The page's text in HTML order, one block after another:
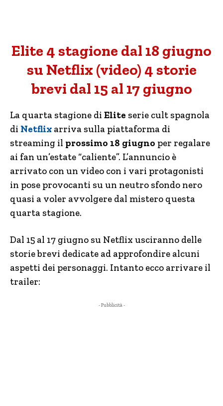
Elite 4 stagione dal 18 giugno
su Netflix (video) 4 storie
brevi dal 15 al 17 giugno
La quarta stagione di Elite serie cult spagnola
di Netflix arriva sulla piattaforma di
streaming il prossimo 18 giugno per regalare
ai fan un’estate “caliente”. L’annuncio è
arrivato con un video con i vari protagonisti
in pose provocanti su un neutro sfondo nero
quasi a voler avvolgere dal mistero questa
quarta stagione.
Dal 15 al 17 giugno su Netflix usciranno delle
storie brevi dedicate ad approfondire alcuni
aspetti dei personaggi. Intanto ecco arrivare il
trailer:
- Pubblicità -